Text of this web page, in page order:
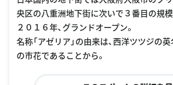
央区の八重洲地下街に次いで３番目の規模
２０１６年、グランドオープン。
名称「アゼリア」の由来は、西洋ツツジの
の市花であることから。